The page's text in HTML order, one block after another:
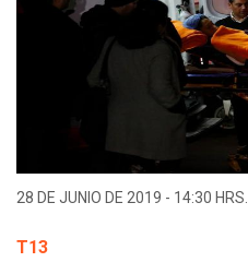
28 DE JUNIO DE 2019 - 14:30 HRS.
T13